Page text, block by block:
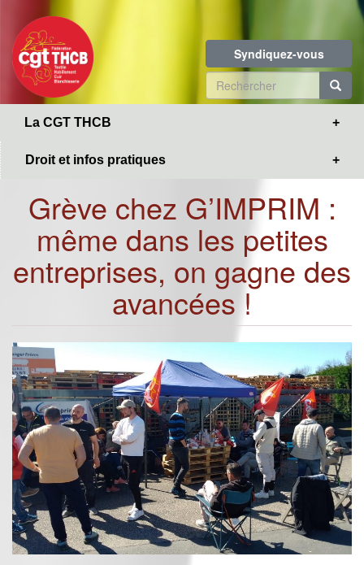
contenu
principal
Syndiquez-vous
Formulaire
de
La CGT THCB
Droit et infos pratiques
Grève chez G’IMPRIM :
même dans les petites
entreprises, on gagne des
avancées !